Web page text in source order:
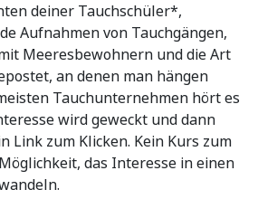
deiner Tauchschüler*,
Aufnahmen von Tauchgängen,
Meeresbewohnern und die Art
an denen man hängen
Tauchunternehmen hört es
wird geweckt und dann
Link zum Klicken. Kein Kurs zum
das Interesse in einen